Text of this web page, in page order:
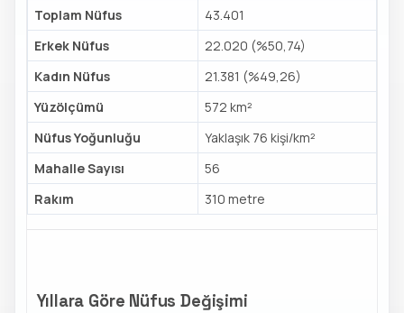
Toplam Nüfus
43.401
Erkek Nüfus
22.020 (%50,74)
Kadın Nüfus
21.381 (%49,26)
Yüzölçümü
572 km²
Nüfus Yoğunluğu
Yaklaşık 76 kişi/km²
Mahalle Sayısı
56
Rakım
310 metre
Yıllara Göre Nüfus Değişimi